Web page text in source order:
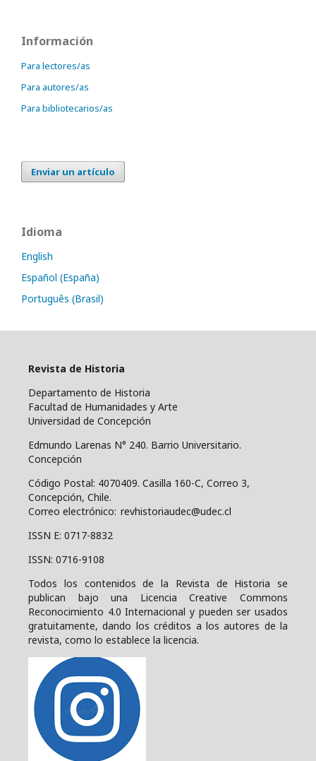
Información
Para lectores/as
Para autores/as
Para bibliotecarios/as
Enviar un artículo
Idioma
English
Español (España)
Português (Brasil)
Revista de Historia
Departamento de Historia
Facultad de Humanidades y Arte
Universidad de Concepción
Edmundo Larenas N° 240. Barrio Universitario.
Concepción
Código Postal: 4070409. Casilla 160-C, Correo 3,
Concepción, Chile.
Correo electrónico: revhistoriaudec@udec.cl
ISSN E: 0717-8832
ISSN: 0716-9108
Todos los contenidos de la Revista de Historia se
publican bajo una
Licencia Creative Commons
Reconocimiento 4.0 Internacional y pueden ser usados
gratuitamente, dando los créditos a los autores de la
revista, como lo establece la licencia.